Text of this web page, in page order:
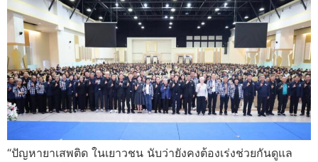
“ปัญหายาเสพติด ในเยาวชน นับว่ายังคงต้องเร่งช่วยกันดูแล